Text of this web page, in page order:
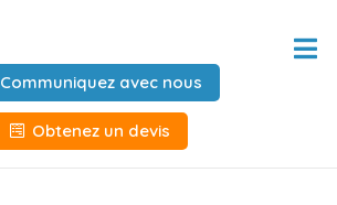
À propos de
Services
Communiquez avec nous
Obtenez un devis